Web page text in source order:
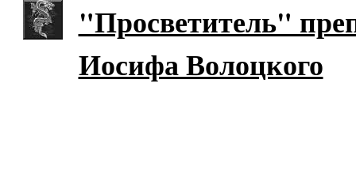
"Просветитель"
Иосифа Волоцкого